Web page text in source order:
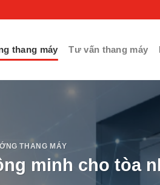
thang máy Tư vấn thang máy
THANG MÁY
minh cho tòa